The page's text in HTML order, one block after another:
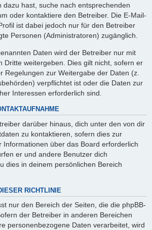
dazu hast, suche nach entsprechenden
oder kontaktiere den Betreiber. Die E-Mail-
ist dabei jedoch nur für den Betreiber
Personen (Administratoren) zugänglich.
Daten wird der Betreiber nur mit
Dritte weitergeben. Dies gilt nicht, sofern er
Regelungen zur Weitergabe der Daten (z.
verpflichtet ist oder die Daten zur
Interessen erforderlich sind.
darüber hinaus, dich unter den von dir
zu kontaktieren, sofern dies zur
Informationen über das Board erforderlich
er und andere Benutzer dich
dies in deinem persönlichen Bereich
RICHTLINIE
nur den Bereich der Seiten, die die phpBB-
der Betreiber in anderen Bereichen
personenbezogene Daten verarbeitet, wird